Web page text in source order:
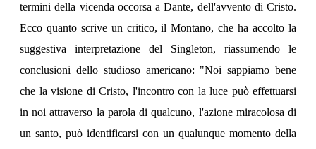
termini della vicenda occorsa a Dante, dell'avvento di Cristo.
Ecco quanto scrive un critico, il Montano, che ha accolto la
suggestiva interpretazione del Singleton, riassumendo le
conclusioni dello studioso americano: "Noi sappiamo bene
che la visione di Cristo, l'incontro con la luce può effettuarsi
in noi attraverso la parola di qualcuno, l'azione miracolosa di
un santo, può identificarsi con un qualunque momento della